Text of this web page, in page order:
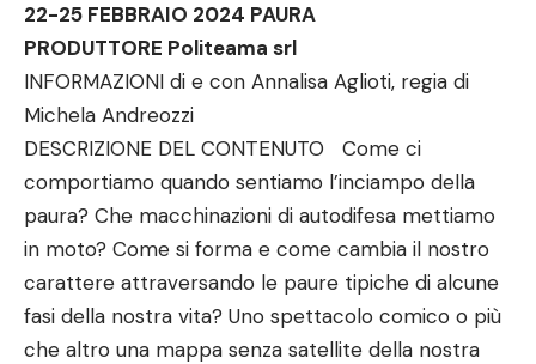
22-25 FEBBRAIO 2024 PAURA
PRODUTTORE Politeama srl
INFORMAZIONI di e con Annalisa Aglioti, regia di
Michela Andreozzi
DESCRIZIONE DEL CONTENUTO Come ci
comportiamo quando sentiamo l’inciampo della
paura? Che macchinazioni di autodifesa mettiamo
in moto? Come si forma e come cambia il nostro
carattere attraversando le paure tipiche di alcune
fasi della nostra vita? Uno spettacolo comico o più
che altro una mappa senza satellite della nostra